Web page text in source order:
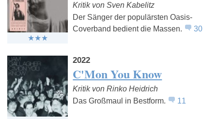
Kritik von Sven Kabelitz
Der Sänger der populärsten Oasis-
Coverband bedient die Massen.
30
2022
C'Mon You Know
Kritik von Rinko Heidrich
Das Großmaul in Bestform.
11